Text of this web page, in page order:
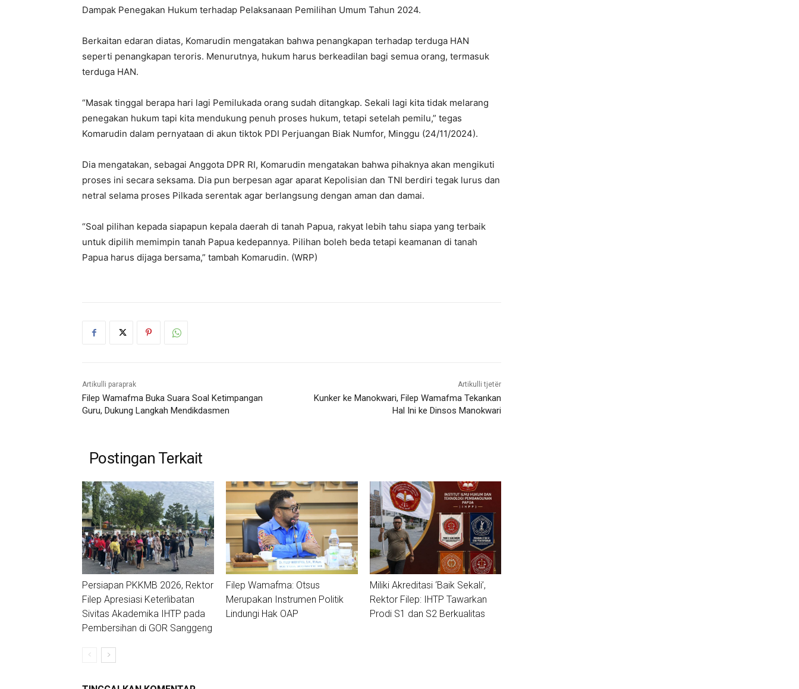
Dampak Penegakan Hukum terhadap Pelaksanaan Pemilihan Umum Tahun 2024.
Berkaitan edaran diatas, Komarudin mengatakan bahwa penangkapan terhadap terduga HAN
seperti penangkapan teroris. Menurutnya, hukum harus berkeadilan bagi semua orang, termasuk
terduga HAN.
“Masak tinggal berapa hari lagi Pemilukada orang sudah ditangkap. Sekali lagi kita tidak melarang
penegakan hukum tapi kita mendukung penuh proses hukum, tetapi setelah pemilu,” tegas
Komarudin dalam pernyataan di akun tiktok PDI Perjuangan Biak Numfor, Minggu (24/11/2024).
Dia mengatakan, sebagai Anggota DPR RI, Komarudin mengatakan bahwa pihaknya akan mengikuti
proses ini secara seksama. Dia pun berpesan agar aparat Kepolisian dan TNI berdiri tegak lurus dan
netral selama proses Pilkada serentak agar berlangsung dengan aman dan damai.
“Soal pilihan kepada siapapun kepala daerah di tanah Papua, rakyat lebih tahu siapa yang terbaik
untuk dipilih memimpin tanah Papua kedepannya. Pilihan boleh beda tetapi keamanan di tanah
Papua harus dijaga bersama,” tambah Komarudin. (WRP)
Artikulli paraprak
Filep Wamafma Buka Suara Soal Ketimpangan
Guru, Dukung Langkah Mendikdasmen
Artikulli tjetër
Kunker ke Manokwari, Filep Wamafma Tekankan
Hal Ini ke Dinsos Manokwari
Postingan Terkait
Persiapan PKKMB 2026, Rektor
Filep Apresiasi Keterlibatan
Sivitas Akademika IHTP pada
Pembersihan di GOR Sanggeng
Filep Wamafma: Otsus
Merupakan Instrumen Politik
Lindungi Hak OAP
Miliki Akreditasi ‘Baik Sekali’,
Rektor Filep: IHTP Tawarkan
Prodi S1 dan S2 Berkualitas